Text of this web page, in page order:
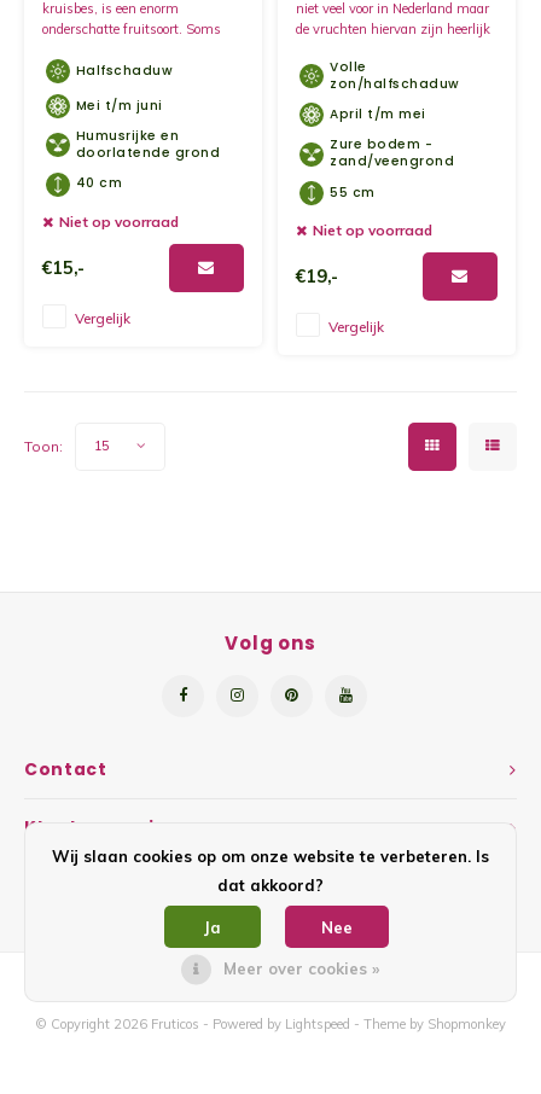
kruisbes, is een enorm
onderschatte fruitsoort. Soms
vinden in een restaurant.
Halfschaduw
Mei t/m juni
Humusrijke en
doorlatende grond
40 cm
Niet op voorraad
€15,-
Vergelijk
niet veel voor in Nederland maar
de vruchten hiervan zijn heerlijk
geef je jouw tuin niet alleen
kleur, maar de roze bessen zijn
ook super gezond.
Volle
zon/halfschaduw
April t/m mei
Zure bodem -
zand/veengrond
55 cm
Niet op voorraad
€19,-
Vergelijk
Toon: 15
Contact
Volg ons
Klantenservice
© Copyright 2026 Fruticos - Powered by Lightspeed - Theme by Shopmonkey
Wij slaan cookies op om onze website te verbeteren. Is
dat akkoord?
Ja Nee
Meer over cookies »